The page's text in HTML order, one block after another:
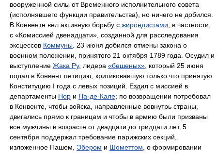
вооруженной силы от Временного исполнительного совета
(исполнявшего функции правительства), но ничего не добился.
В Конвенте вел активную борьбу с жирондистами , в частности,
с «Комиссией двенадцати», созданной для расследования
эксцессов Коммуны . 23 июня добился отмены закона о
военном положении, принятого 21 октября 1789 года. Осудил и
выступление Жака Ру, лидера «бешеных» , который 25 июня
подал в Конвент петицию, критиковавшую только что принятую
Конституцию I года с левых позиций. Ездил с миссией в
департаменты Нор и Па-де-Кале; по возвращении потребовал
в Конвенте, чтобы войска, направленные вовнутрь страны,
двигались прямо к границам и чтобы в армию были призваны
все мужчины в возрасте от двадцати до тридцати лет. 5
сентября поддержал требование парижских секций,
изложенное Пашем, Эбером и Шометтом , о формировании